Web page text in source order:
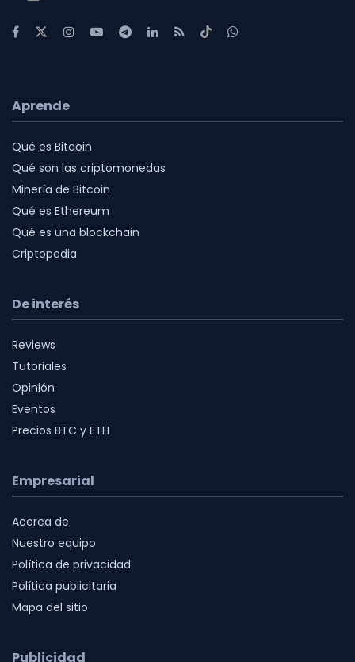
Aprende
Qué es Bitcoin
Qué son las criptomonedas
Minería de Bitcoin
Qué es Ethereum
Qué es una blockchain
Criptopedia
De interés
Reviews
Tutoriales
Opinión
Eventos
Precios BTC y ETH
Empresarial
Acerca de
Nuestro equipo
Política de privacidad
Política publicitaria
Mapa del sitio
Publicidad